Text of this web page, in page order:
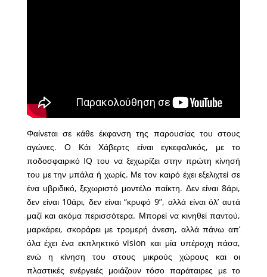
Φαίνεται σε κάθε έκφανση της παρουσίας του στους
αγώνες. Ο Κάι Χάβερτς είναι εγκεφαλικός, με το
ποδοσφαιρικό IQ του να ξεχωρίζει στην πρώτη κίνησή
του με την μπάλα ή χωρίς. Με τον καιρό έχει εξελιχτεί σε
ένα υβριδικό, ξεχωριστό μοντέλο παίκτη. Δεν είναι 8άρι,
δεν είναι 10άρι, δεν είναι “κρυφό 9”, αλλά είναι όλ’ αυτά
μαζί και ακόμα περισσότερα. Μπορεί να κινηθεί παντού,
μαρκάρει, σκοράρει με τρομερή άνεση, αλλά πάνω απ’
όλα έχει ένα εκπληκτικό vision και μία υπέροχη πάσα,
ενώ η κίνηση του στους μικρούς χώρους και οι
πλαστικές ενέργειές μοιάζουν τόσο παράταιρες με το